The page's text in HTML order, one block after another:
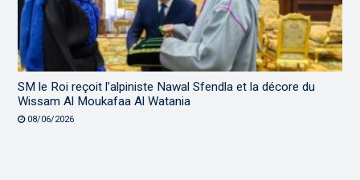
SM le Roi reçoit l’alpiniste Nawal Sfendla et la décore du
Wissam Al Moukafaa Al Watania
08/06/2026